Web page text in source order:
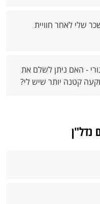
שלי לאחר חוויית
- האם ניתן לשלם את
קטנה יותר שיש לי?
נדל"ן